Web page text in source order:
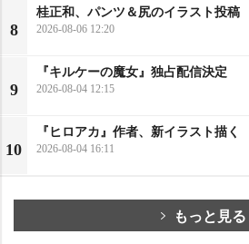
8
桂正和、パンツ＆尻のイラスト投稿
2026-08-06 12:20
9
『キルケーの魔女』独占配信決定
2026-08-04 12:15
10
『ヒロアカ』作者、新イラスト描く
2026-08-04 16:11
もっと見る